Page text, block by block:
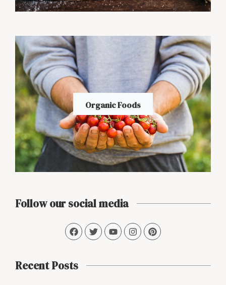
Organic Foods
Follow our social media
Recent Posts